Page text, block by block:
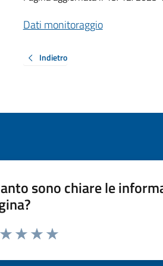
Dati monitoraggio
Indietro
sono chiare le
da 1 a 5 stelle la pagina